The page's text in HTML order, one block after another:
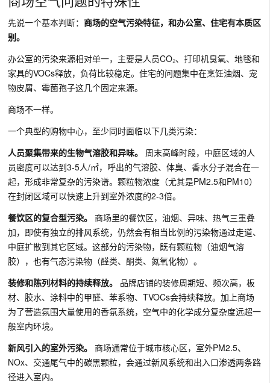
先说一个基本判断： 商场的空气污染特征，和办公室、住宅有本质区
别。
办公室的污染来源相对单一，主要是人员CO₂、打印机臭氧、地毯和
家具的VOCs释放，负荷比较稳定。住宅的问题集中在烹饪油烟、宠
物皮屑、霉菌孢子这几个固定来源。
商场不一样。
一个典型的购物中心，至少同时面临以下几类污染：
人员聚集带来的生物气溶胶和异味。
周末高峰时段，中庭区域的人
员密度可以达到3-5人/㎡，呼出的气溶胶、体臭、香水分子混合在一
起，形成非常复杂的污染谱。颗粒物浓度（尤其是PM2.5和PM10）
在封闭区域可以快速上升到室外浓度的2-3倍。
餐饮区的复合型污染。 商场里的餐饮区，油烟、异味、热气三重叠
加，即使有独立的排风系统，仍然会有相当比例的污染物通过走道、
中庭扩散到其它区域。这部分的污染物，既有颗粒物（油烟气溶
胶），也有气态污染物（醛类、酮类、氮氧化物）。
装修和陈列材料的持续释放。
品牌店铺的装修周期短、频次高，板
材、胶水、涂料中的甲醛、苯系物、TVOCs会持续释放。加上商场
为了营造氛围大量使用的香氛系统，空气中的化学成分复杂度远超一
般室内环境。
新风引入的室外污染。 商场通常位于城市核心区，室外PM2.5、
NOx、交通尾气中的碳黑颗粒，会通过新风系统和出入口渗透两条路
径进入室内。